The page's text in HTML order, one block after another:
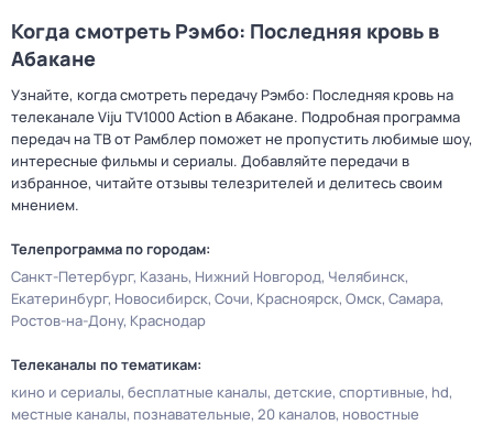
Когда смотреть Рэмбо: Последняя кровь в
Абакане
Узнайте, когда смотреть передачу Рэмбо: Последняя кровь на
телеканале Viju TV1000 Action в Абакане. Подробная программа
передач на ТВ от Рамблер поможет не пропустить любимые шоу,
интересные фильмы и сериалы. Добавляйте передачи в
избранное, читайте отзывы телезрителей и делитесь своим
мнением.
Телепрограмма по городам:
Санкт-Петербург Казань Нижний Новгород Челябинск
Екатеринбург Новосибирск Сочи Красноярск Омск Самара
Ростов-на-Дону Краснодар
Телеканалы по тематикам:
кино и сериалы бесплатные каналы детские спортивные hd
местные каналы познавательные 20 каналов новостные